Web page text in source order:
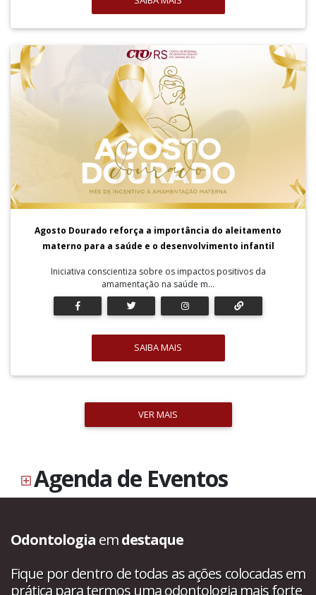
Agosto Dourado reforça a importância do aleitamento
materno para a saúde e o desenvolvimento infantil
Iniciativa conscientiza sobre os impactos positivos da
amamentação na saúde m...
SAIBA MAIS
VER MAIS
Agenda de Eventos
Odontologia emdestaque
Fique por dentro de todas as ações colocadas em
prática para termos uma odontologia mais forte